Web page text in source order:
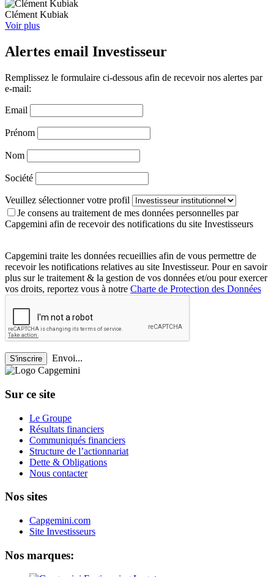
Clément Kubiak
Voir plus
Alertes email Investisseur
Remplissez le formulaire ci-dessous afin de recevoir nos alertes par
e-mail:
Email
Prénom
Nom
Société
Veuillez sélectionner votre profil
Je consens au traitement de mes données personnelles par
Capgemini afin de recevoir des notifications du site Investisseurs
Capgemini traite les données recueillies afin de vous permettre de
recevoir les notifications relatives au site Investisseur. Pour en savoir
plus sur le traitement & la gestion de vos données et/ou pour exercer
vos droits, reportez vous à notre Charte de Protection des Données
S'inscrire Envoi...
Sur ce site
Le Groupe
Résultats financiers
Communiqués financiers
Structure de l’actionnariat
Dette & Obligations
Nous contacter
Nos sites
Capgemini.com
Site Investisseurs
Nos marques: